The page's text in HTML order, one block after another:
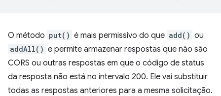
O método put() é mais permissivo do que add() ou
addAll() e permite armazenar respostas que não são
CORS ou outras respostas em que o código de status
da resposta não está no intervalo 200. Ele vai substituir
todas as respostas anteriores para a mesma solicitação.